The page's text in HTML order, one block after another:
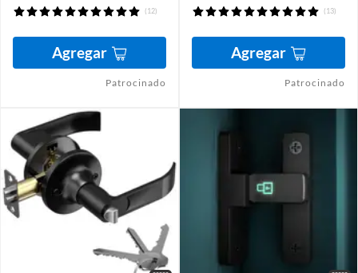
(12)
Agregar
Patrocinado
(13)
Agregar
Patrocinado